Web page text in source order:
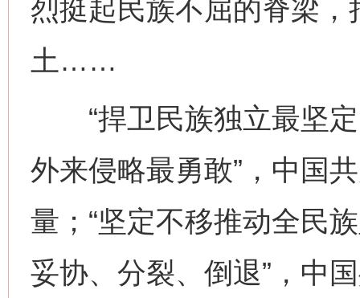
烈挺起民族不屈的脊梁
土……
“捍卫民族独立最坚定
外来侵略最勇敢”，中国
量；“坚定不移推动全民
妥协、分裂、倒退”，中